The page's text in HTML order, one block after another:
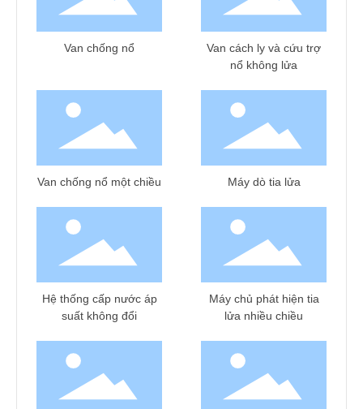
Van chống nổ
Van cách ly và cứu trợ
nổ không lửa
Van chống nổ một chiều Máy dò tia lửa
Hệ thống cấp nước áp
suất không đổi
Máy chủ phát hiện tia
lửa nhiều chiều